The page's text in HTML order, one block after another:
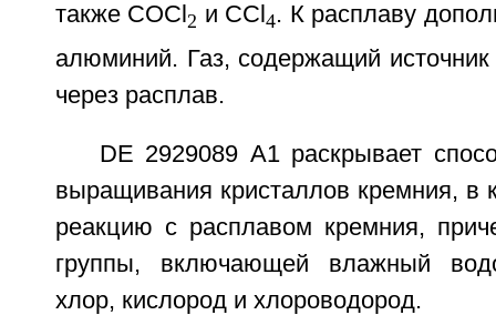
также COCl 2 и CCl 4. К расплаву
алюминий. Газ, содержащий
через расплав.
DE 2929089 А1 раскрывает
выращивания кристаллов кремния, в
реакцию с расплавом кремния,
группы, включающей влажный
хлор, кислород и хлороводород.